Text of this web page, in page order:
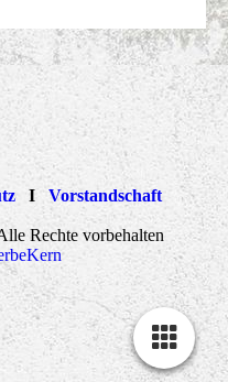
I Vorstandschaft
Rechte vorbehalten